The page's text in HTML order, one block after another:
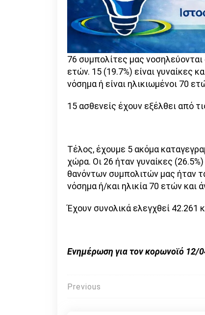
76 συμπολίτες μας
ετών. 15 (19.7%) είναι γυναίκες
νόσημα ή είναι ηλικιωμένοι 70
15 ασθενείς έχουν εξέλθει από
Τέλος, έχουμε 5 ακόμα
χώρα. Οι 26 ήταν γυναίκες
θανόντων συμπολιτών μας ήταν
νόσημα ή/και ηλικία 70 ετών και
Έχουν συνολικά ελεγχθεί 42.261
Ενημέρωση για τον κορωνοϊό 12/
Πλοήγηση
Previous